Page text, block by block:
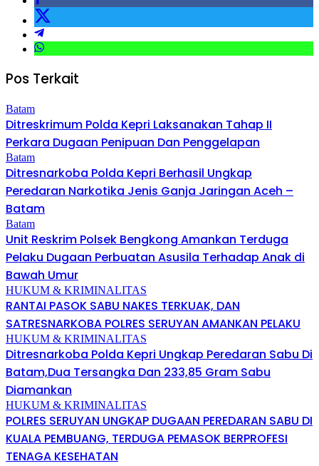
Pos Terkait
Batam
Ditreskrimum Polda Kepri Laksanakan Tahap II
Perkara Dugaan Penipuan Dan Penggelapan
Batam
Ditresnarkoba Polda Kepri Berhasil Ungkap
Peredaran Narkotika Jenis Ganja Jaringan Aceh –
Batam
Batam
Unit Reskrim Polsek Bengkong Amankan Terduga
Pelaku Dugaan Perbuatan Asusila Terhadap Anak di
Bawah Umur
HUKUM & KRIMINALITAS
RANTAI PASOK SABU NAKES TERKUAK, DAN
SATRESNARKOBA POLRES SERUYAN AMANKAN PELAKU
HUKUM & KRIMINALITAS
Ditresnarkoba Polda Kepri Ungkap Peredaran Sabu Di
Batam,Dua Tersangka Dan 233,85 Gram Sabu
Diamankan
HUKUM & KRIMINALITAS
POLRES SERUYAN UNGKAP DUGAAN PEREDARAN SABU DI
KUALA PEMBUANG, TERDUGA PEMASOK BERPROFESI
TENAGA KESEHATAN